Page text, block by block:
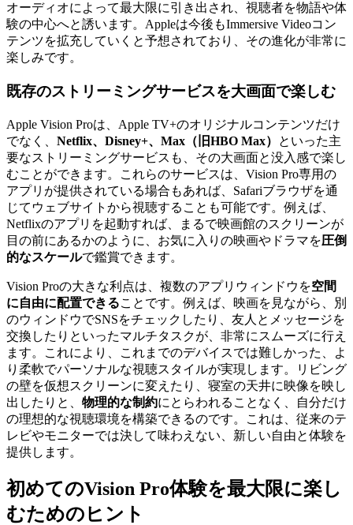
オーディオによって最大限に引き出され、視聴者を物語や体
験の中心へと誘います。Appleは今後もImmersive Videoコン
テンツを拡充していくと予想されており、その進化が非常に
楽しみです。
既存のストリーミングサービスを大画面で楽しむ
Apple Vision Proは、Apple TV+のオリジナルコンテンツだけ
でなく、 Netflix、Disney+、Max（旧HBO Max）
といった主
要なストリーミングサービスも、その大画面と没入感で楽し
むことができます。これらのサービスは、Vision Pro専用の
アプリが提供されている場合もあれば、Safariブラウザを通
じてウェブサイトから視聴することも可能です。例えば、
Netflixのアプリを起動すれば、まるで映画館のスクリーンが
目の前にあるかのように、お気に入りの映画やドラマを圧倒
的なスケールで鑑賞できます。
Vision Proの大きな利点は、複数のアプリウィンドウを空間
に自由に配置できることです。例えば、映画を見ながら、別
のウィンドウでSNSをチェックしたり、友人とメッセージを
交換したりといったマルチタスクが、非常にスムーズに行え
ます。これにより、これまでのデバイスでは難しかった、よ
り柔軟でパーソナルな視聴スタイルが実現します。リビング
の壁を仮想スクリーンに変えたり、寝室の天井に映像を映し
出したりと、 物理的な制約にとらわれることなく、自分だけ
の理想的な視聴環境を構築できるのです。これは、従来のテ
レビやモニターでは決して味わえない、新しい自由と体験を
提供します。
初めてのVision Pro体験を最大限に楽し
むためのヒント